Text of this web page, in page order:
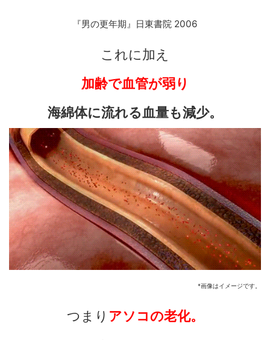
『男の更年期』日東書院 2006
これに加え
加齢で血管が弱り
海綿体に流れる血量も減少。
*画像はイメージです。
つまり アソコの老化。